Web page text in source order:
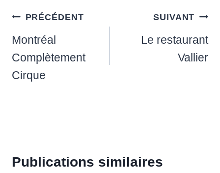
publication :
Navigation
de
l’article
PRÉCÉDENT
Montréal
Complètement
Cirque
SUIVANT
Le restaurant
Vallier
Publications similaires